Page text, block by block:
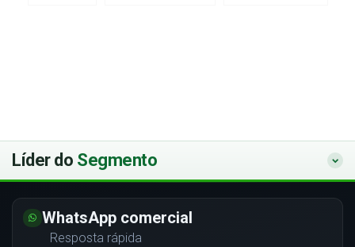
Líder do Segmento
WhatsApp comercial
Resposta rápida